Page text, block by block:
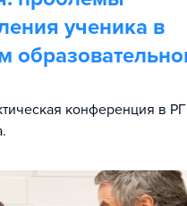
ученика в
конференция в